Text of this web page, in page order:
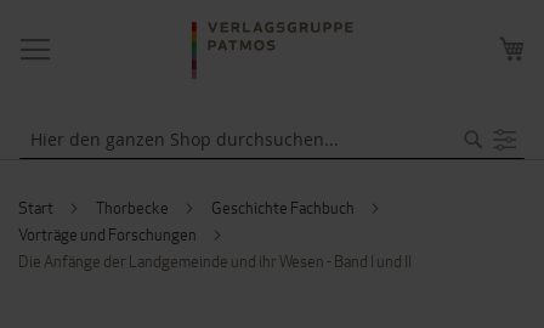
NAVIGATION
UMSCHALTEN
Start Thorbecke
Geschichte Fachbuch
Vorträge und Forschungen
Die Anfänge der Landgemeinde und ihr Wesen - Band I und II